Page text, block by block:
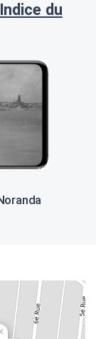
du